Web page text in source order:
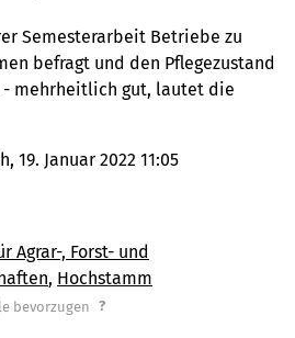
Semesterarbeit Betriebe zu
befragt und den Pflegezustand
- mehrheitlich gut, lautet die
19. Januar 2022 11:05
Agrar-, Forst- und
Hochstamm
bevorzugen ?